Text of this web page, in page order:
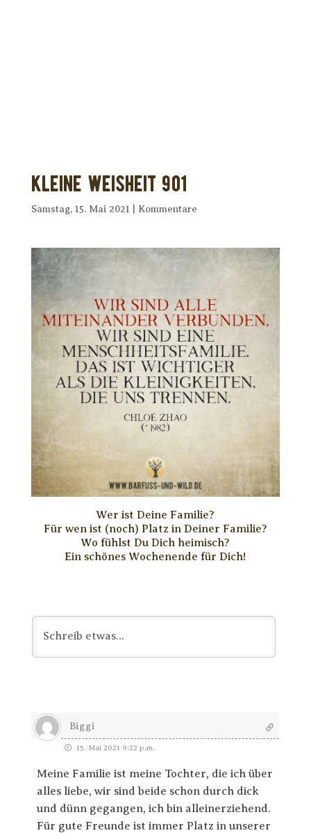
Kleine Weisheit 901
Samstag, 15. Mai 2021 Kommentare
Wer ist Deine Familie?
Für wen ist (noch) Platz in Deiner Familie?
Wo fühlst Du Dich heimisch?
Ein schönes Wochenende für Dich!
Biggi
15. Mai 2021 9:22 p.m.
Meine Familie ist meine Tochter, die ich über
alles liebe, wir sind beide schon durch dick
und dünn gegangen, ich bin alleinerziehend.
Für gute Freunde ist immer Platz in unserer